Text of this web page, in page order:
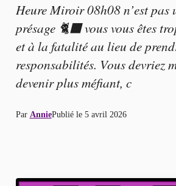
Heure Miroir 08h08 n’est pas
présage 🐈‍⬛ vous vous êtes
et à la fatalité au lieu de
responsabilités. Vous devriez
devenir plus méfiant, c
Par AnniePublié le 5 avril 2026